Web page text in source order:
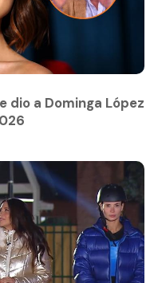
dio a Dominga López